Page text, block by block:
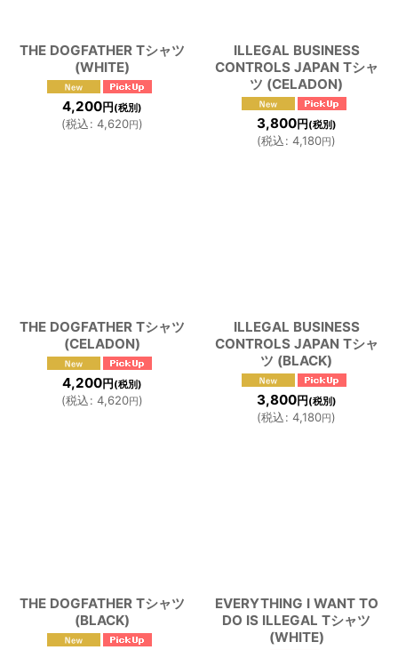
THE DOGFATHER Tシャツ
(WHITE)
4,200円 (税別)
(税込: 4,620円)
ILLEGAL BUSINESS
CONTROLS JAPAN Tシャ
ツ (CELADON)
3,800円 (税別)
(税込: 4,180円)
THE DOGFATHER Tシャツ
(CELADON)
4,200円 (税別)
(税込: 4,620円)
ILLEGAL BUSINESS
CONTROLS JAPAN Tシャ
ツ (BLACK)
3,800円 (税別)
(税込: 4,180円)
THE DOGFATHER Tシャツ
(BLACK)
EVERYTHING I WANT TO
DO IS ILLEGAL Tシャツ
(WHITE)